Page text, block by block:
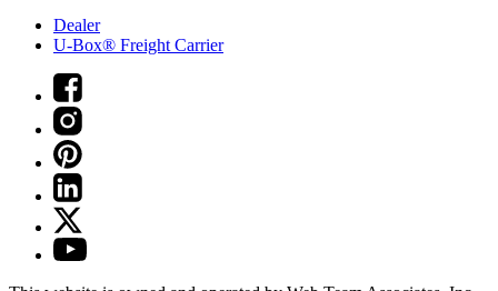
Dealer
U-Box® Freight Carrier